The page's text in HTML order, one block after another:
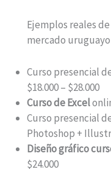
Ejemplos reales
mercado uruguayo
Curso presencial
$18.000 – $28.000
Curso de Excel
Curso presencial
Photoshop +
Diseño gráfico
$24.000